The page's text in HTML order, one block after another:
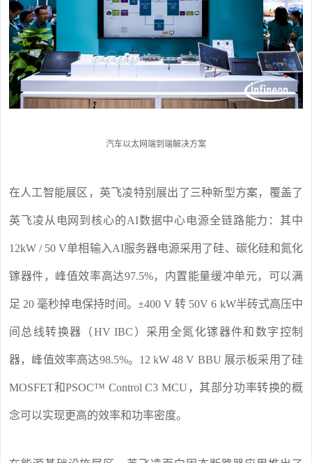
汽车以太网端到端解决方案
在人工智能展区，英飞凌特别展出了三种新型方案，覆盖了
英飞凌从电网到核心的AI数据中心电源全链路能力：其中
12kW / 50 V单相输入AI服务器电源采用了硅、碳化硅和氮化
镓器件，峰值效率高达97.5%，内置能量缓冲单元，可以满
足 20 毫秒掉电保持时间。±400 V 转 50V 6 kW半砖式高压中
间总线转换器（HV IBC）采用全氮化镓器件和数字控制
器，峰值效率高达98.5%。12 kW 48 V BBU 展示板采用了硅
MOSFET和PSOC™ Control C3 MCU，其部分功率转换的概
念可以实现更高的效率和功率密度。